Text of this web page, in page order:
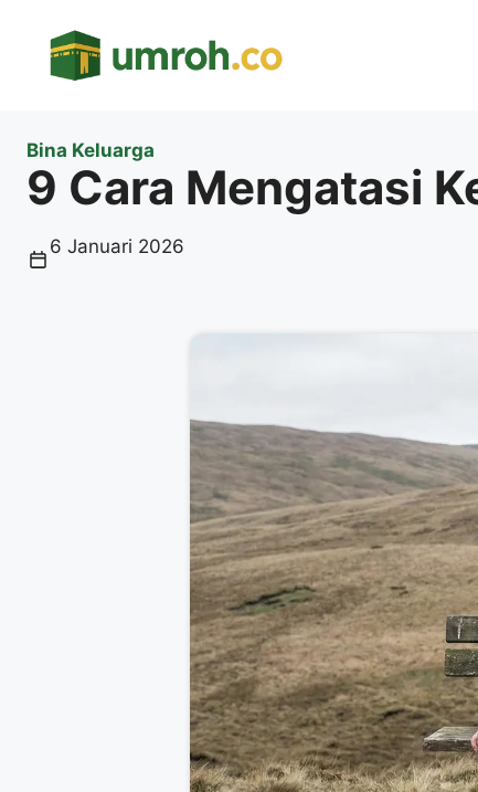
Bina Keluarga
9 Cara Mengatasi
6 Januari 2026